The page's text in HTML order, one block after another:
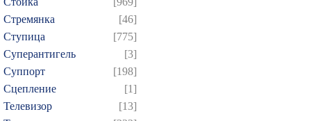
Стремянка
[46]
Ступица
[775]
Суперантигель
[3]
Суппорт
[198]
Сцепление
[1]
Телевизор
[13]